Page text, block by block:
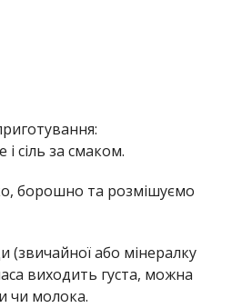
сіль за смаком.
борошно та розмішуємо
або мінералку
виходить густа, можна
чи молока.